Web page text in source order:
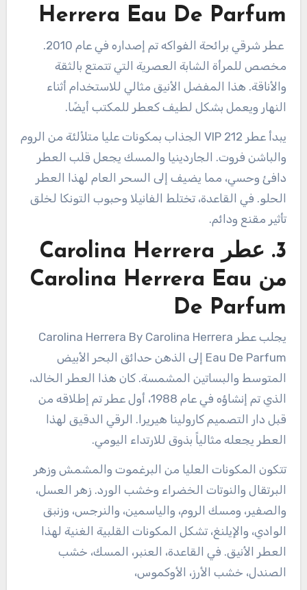
Herrera Eau De Parfum
عطر شرقي برائحة الفواكه تم إصداره في عام 2010.
مخصص للمرأة الشابة العصرية التي تتمتع بالثقة
والأناقة. هذا المفضل الأنيق مثالي للاستخدام أثناء
النهار ويعمل بشكل لطيف كعطر للمكتب أيضًا.
يبدأ عطر 212 VIP الجذاب بمكونات عليا متلألئة من الروم
والباشن فروت. الجاردينيا والمسك يجعل قلب العطر
دافئ وحسي، مما يضيف إلى السحر العام لهذا العطر
الحلو. في القاعدة، تختلط الفانيلا وحبوب التونكا لخلق
تأثير مقنع ودائم.
3. عطر Carolina Herrera
من Carolina Herrera Eau
De Parfum
يجلب عطر Carolina Herrera By Carolina Herrera
Eau De Parfum إلى الذهن حدائق البحر الأبيض
المتوسط والبساتين المشمسة. كان هذا العطر الخالد،
الذي تم إنشاؤه في عام 1988، أول عطر تم إطلاقه من
قبل دار التصميم كارولينا هيريرا. الرقي الدقيق لهذا
العطر يجعله مثالياً بذوق للارتداء اليومي.
تتكون المكونات العليا من البرغموت والمشمش وزهر
البرتقال والنوتات الخضراء وخشب الورد. زهر العسل،
والصفير، ومسك الروم، والياسمين، والنرجس، وزنبق
الوادي، والإيلنغ، تشكل المكونات القلبية الغنية لهذا
العطر الأنيق. في القاعدة، العنبر، المسك، خشب
الصندل، خشب الأرز، الأوكموس،